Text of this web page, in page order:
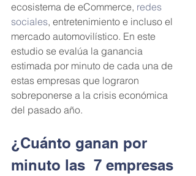
ecosistema de eCommerce, redes
sociales, entretenimiento e incluso el
mercado automovilístico. En este
estudio se evalúa la ganancia
estimada por minuto de cada una de
estas empresas que lograron
sobreponerse a la crisis económica
del pasado año.
¿Cuánto ganan por
minuto las  7 empresas